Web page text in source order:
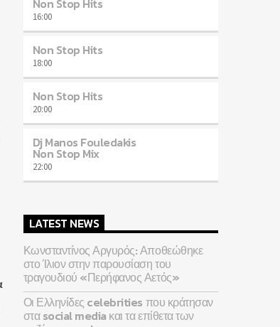
Non Stop Hits
16:00
Non Stop Hits
18:00
Non Stop Hits
20:00
Dj Manos Fouledakis
Non Stop Mix
22:00
LATEST NEWS
Κωνσταντίνος Αργυρός: Αποθεώθηκε
στο Ίλιον στην παρουσίαση του
τραγουδιού «Περήφανος Αετός»
Οι Ελληνίδες celebrities που κράτησαν
στα social media και τα επίθετα των